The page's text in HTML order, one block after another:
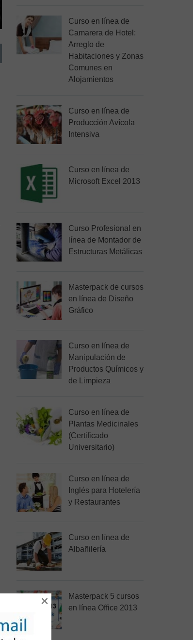
Curso en línea de
Camarera de Hotel:
Arreglo de
Habitaciones y Zonas
Comunes en
Alojamientos
Curso en línea de
Producción Avícola
Intensiva
Curso en línea de
Microsoft Excel 2013
Curso Profesional en
línea de Montador de
Estructuras Metálicas
Masterpack de cursos
en línea de Diseño
Gráfico
Curso en línea de
Manipulación de
Productos Químicos y
de Limpieza
Curso en línea de
Plantas Medicinales
(Certificado
Universitario)
Curso en línea de
Inglés para Hotelería
y Restaurantes
Curso en línea de
Albañilería
Masterpack 5 cursos
en línea Office 2013
×